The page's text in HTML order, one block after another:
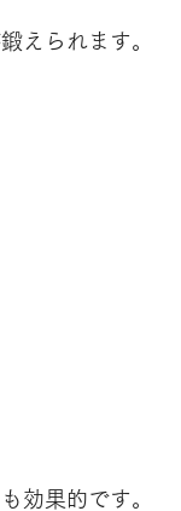
えられます。
効果的です。